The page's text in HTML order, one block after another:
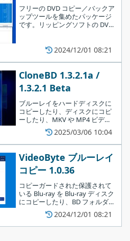
を MKV / MP4 ビデオファイルに変
います（一部の動画変換機能は体
ます）。
／リッピングソフト
護されている DVD / Blu-ray に対応
フトです。初めは DVDFab の体験
。トライアル期間終了後は引き続
ルをほかの形式に変換できます。
フリーの DVD コピー／バックア
ップツールを集めたパッケージ
です。リッピングソフトの DVD
VOB ファイル編集ツール などが
2024/12/01 08:21
CloneBD 1.3.2.1a /
1.3.2.1 Beta
ブルーレイをハードディスクに
コピーしたり、ディスクにコピ
ーしたり、MKV や MP4 ビデオ
に変換することができるブルー
レイコピー／変換ソフト。1：1
のコピーだけでなく、BD-25 な
どの指定したサイズに圧縮する
ことができます。
2025/03/06 10:04
VideoByte ブルーレイ
コピー 1.0.36
コピーガードされた保護されて
いる Blu-ray を Blu-ray ディスク
にコピーしたり、BD フォルダ
や ISO イメージファイルにコピ
ー／バックアップすることがで
きる、Windows 向けの Blu-ray
2024/12/01 08:21